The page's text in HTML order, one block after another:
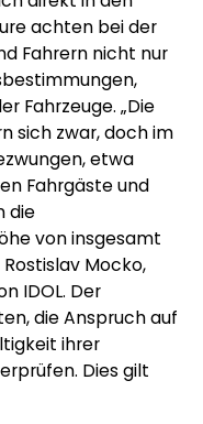
achten bei der
Fahrern nicht nur
Fahrzeuge. „Die
sich zwar, doch im
etwa
Fahrgäste und
die
von insgesamt
Mocko,
IDOL. Der
die Anspruch auf
ihrer
Dies gilt